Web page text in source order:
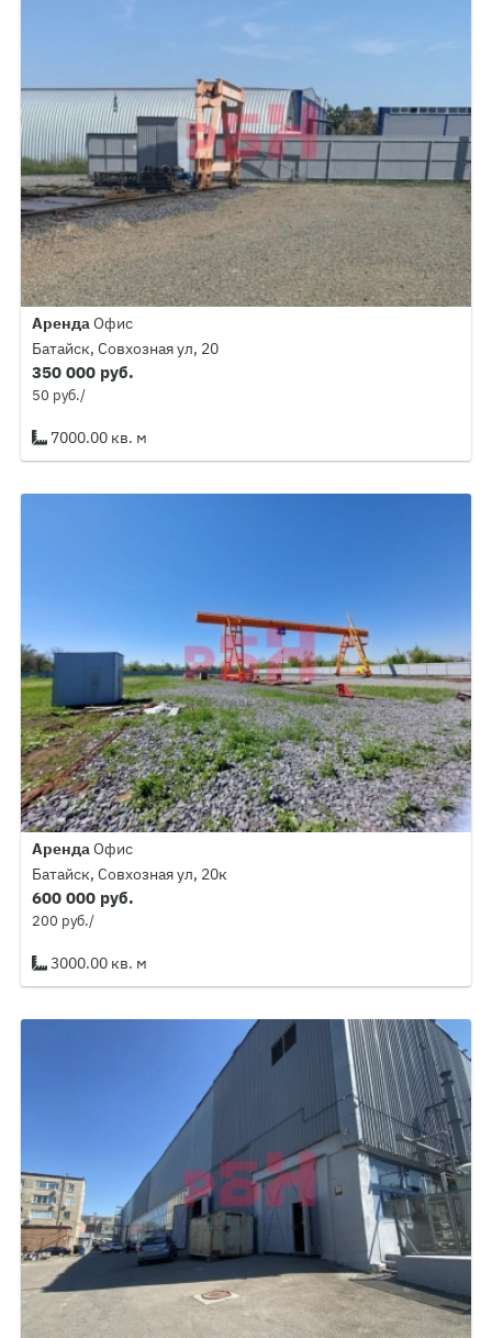
АрендаОфис
Батайск, Совхозная ул, 20
350 000 руб.
50 руб./
7000.00 кв. м
Аренда Офис
Батайск, Совхозная ул, 20к
600 000 руб.
200 руб./
3000.00 кв. м